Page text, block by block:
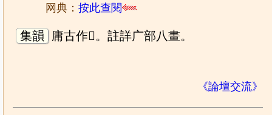
网典：按此查閱
集韻 庸古作𠆌。註詳广部八畫。
《論壇交流》